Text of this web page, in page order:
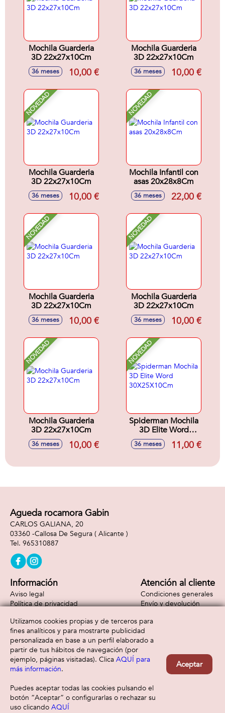
Mochila Guarderia
3D 22x27x10Cm
36 meses 10,00 €
Mochila Guarderia
3D 22x27x10Cm
36 meses 10,00 €
NOVEDAD
Mochila Guarderia
3D 22x27x10Cm
36 meses 10,00 €
NOVEDAD
Mochila Infantil con
asas 20x28x8Cm
36 meses 22,00 €
NOVEDAD
Mochila Guarderia
3D 22x27x10Cm
36 meses 10,00 €
NOVEDAD
Mochila Guarderia
3D 22x27x10Cm
36 meses 10,00 €
NOVEDAD
Mochila Guarderia
3D 22x27x10Cm
36 meses 10,00 €
NOVEDAD
Spiderman Mochila
3D Elite Word
30X25X10Cm
36 meses 11,00 €
Agueda rocamora Gabin
CARLOS GALIANA, 20
03360 -Callosa De Segura ( Alicante )
965310887
Información
Aviso legal
Política de privacidad
Atención al cliente
Condiciones generales
Envío y devolución
Formas de pago
Utilizamos cookies propias y de terceros para
fines analíticos y para mostrarte publicidad
personalizada en base a un perfil elaborado a
partir de tus hábitos de navegación (por
ejemplo, páginas visitadas). Clica AQUÍ para
más información.
Puedes aceptar todas las cookies pulsando el
botón “Aceptar” o configurarlas o rechazar su
uso clicando AQUÍ
Aceptar